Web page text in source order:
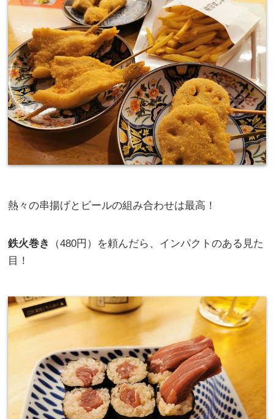
熱々の串揚げとビールの組み合わせは最高！
鉄火巻き
（480円）を頼んだら、インパクトのある見た
目！